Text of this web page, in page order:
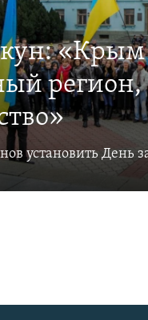
«Крым
установить День